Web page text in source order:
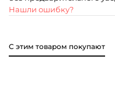
Нашли ошибку?
С этим товаром покупают